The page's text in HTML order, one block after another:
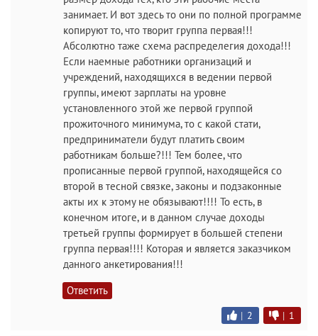
занимает. И вот здесь то они по полной программе
копируют то, что творит группа первая!!!
Абсолютно таже схема распределегия дохода!!!
Если наемные работники организаций и
учреждений, находящихся в ведении первой
группы, имеют зарплаты на уровне
установленного этой же первой группой
прожиточного минимума, то с какой стати,
предприниматели будут платить своим
работникам больше?!!! Тем более, что
прописанные первой группой, находящейся со
второй в тесной связке, законы и подзаконные
акты их к этому не обязывают!!!! То есть, в
конечном итоге, и в данном случае доходы
третьей группы формирует в большей степени
группа первая!!!! Которая и является заказчиком
данного анкетирования!!!
Ответить
| 2 | 1